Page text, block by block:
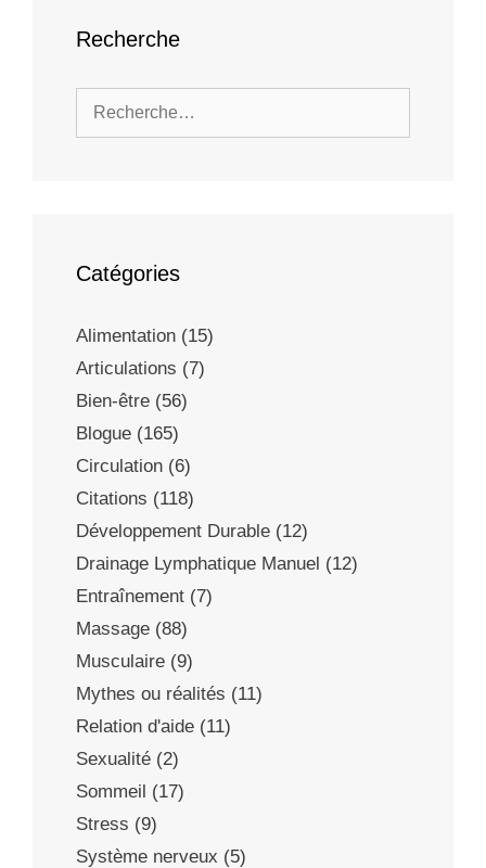
Recherche
Catégories
Alimentation (15)
Articulations (7)
Bien-être (56)
Blogue (165)
Circulation (6)
Citations (118)
Développement Durable (12)
Drainage Lymphatique Manuel (12)
Entraînement (7)
Massage (88)
Musculaire (9)
Mythes ou réalités (11)
Relation d'aide (11)
Sexualité (2)
Sommeil (17)
Stress (9)
Système nerveux (5)